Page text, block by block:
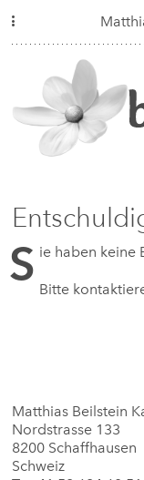
S ie haben keine
Bitte
Matthias Beilstein
Nordstrasse 133
8200 Schaffhausen
Schweiz